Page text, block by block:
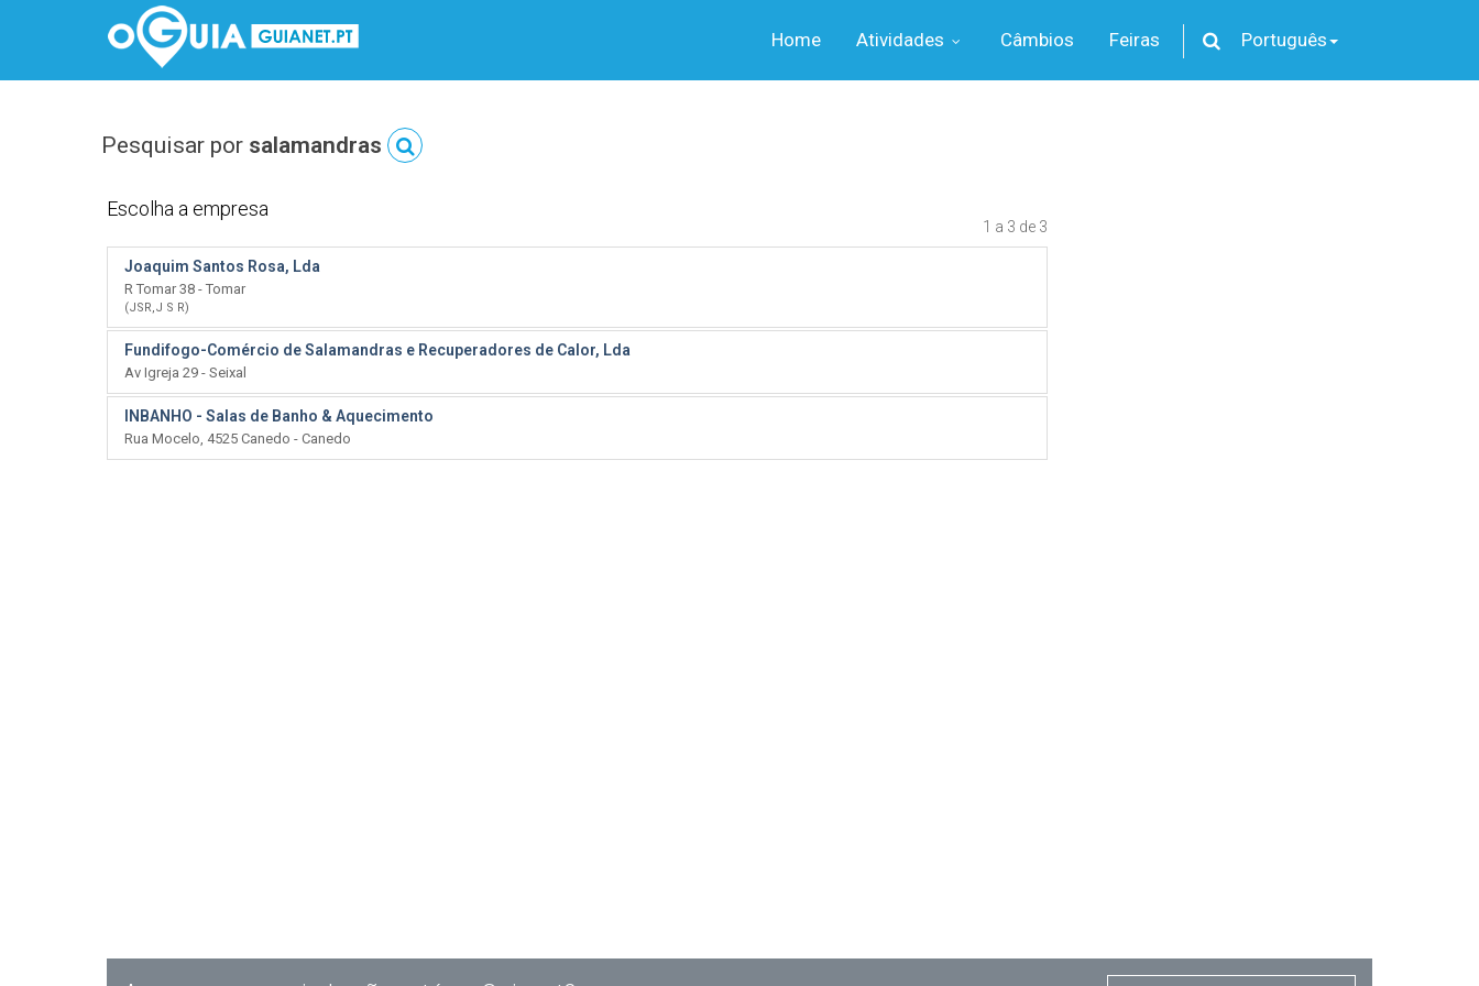
Home Atividades Câmbios Feiras Português
Pesquisar por salamandras
Escolha a empresa
1 a 3 de 3
Joaquim Santos Rosa, Lda
R Tomar 38 - Tomar
(JSR,J S R)
Fundifogo-Comércio de Salamandras e Recuperadores de Calor, Lda
Av Igreja 29 - Seixal
INBANHO - Salas de Banho & Aquecimento
Rua Mocelo, 4525 Canedo - Canedo